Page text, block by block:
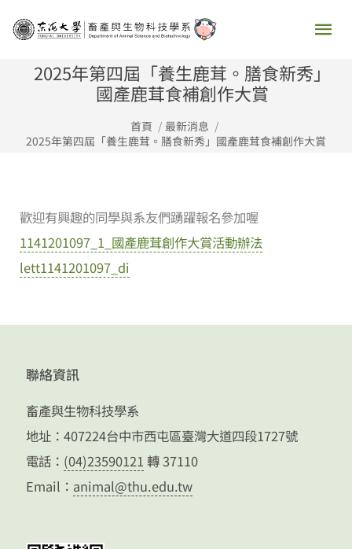
主
要
單
2025年第四屆「養生鹿茸。膳食新秀」
國產鹿茸食補創作大賞
首頁
最新消息
2025年第四屆「養生鹿茸。膳食新秀」國產鹿茸食補創作大賞
歡迎有興趣的同學與系友們踴躍報名參加喔
1141201097_1_國產鹿茸創作大賞活動辦法
lett1141201097_di
聯絡資訊
畜產與生物科技學系
地址：407224台中市西屯區臺灣大道四段1727號
電話： (04)23590121 轉 37110
Email： animal@thu.edu.tw